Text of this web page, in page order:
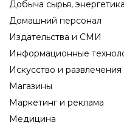
Добыча сырья, энергетика
Домашний персонал
Издательства и СМИ
Информационные
Искусство и развлечения
Магазины
Маркетинг и реклама
Медицина